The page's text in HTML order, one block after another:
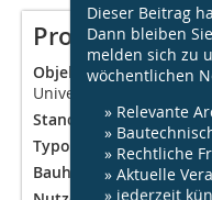
Projektdaten
Objekt:Sanierung
Universität Düsseldorf
Standort: Düsseldorf,
Typologie:
Hochschule
Bauherr:
BLB NRW, NL
Dieser Beitrag
Dann bleiben
melden sich zu
wöchentlichen
» Relevante
»
» Rechtliche
» Aktuelle
» jederzeit